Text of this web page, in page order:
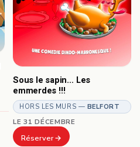
Sous le sapin… Les
emmerdes !!!
HORS LES MURS — BELFORT
LE 31 DÉCEMBRE
Réserver